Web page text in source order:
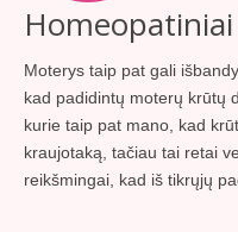
Moterys taip pat gali
kad padidintų moterų krūtų
kurie taip pat mano, kad
kraujotaką, tačiau tai retai
reikšmingai, kad iš tikrųjų